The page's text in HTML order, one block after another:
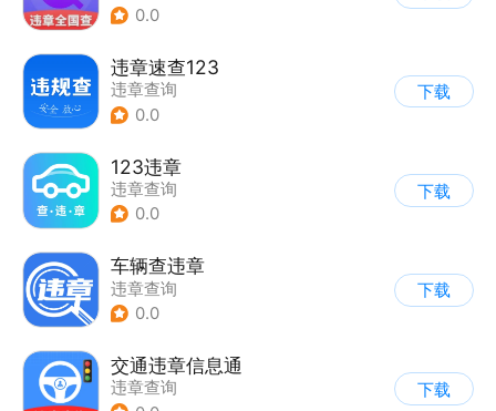
0.0
违章速查123
违章查询
0.0
下载
123违章
违章查询
0.0
下载
车辆查违章
违章查询
0.0
下载
交通违章信息通
违章查询
下载